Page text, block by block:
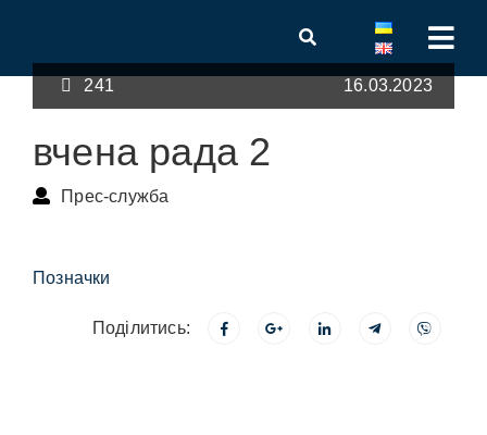
241 16.03.2023
вчена рада 2
Прес-служба
Позначки
Поділитись: